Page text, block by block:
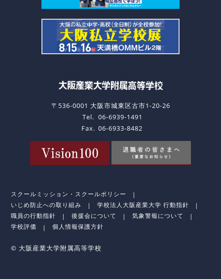
〒536-0001 大阪市城東区古市1-20-26
Tel. 06-6939-1491
Fax. 06-6933-8482
スクールミッション・スクールポリシー
いじめ防止への取り組み
学校法人大阪産業大学 行動指針
職員の行動指針
後援会について
気象警報について
学校評価
個人情報保護方針
© 大阪産業大学附属高等学校